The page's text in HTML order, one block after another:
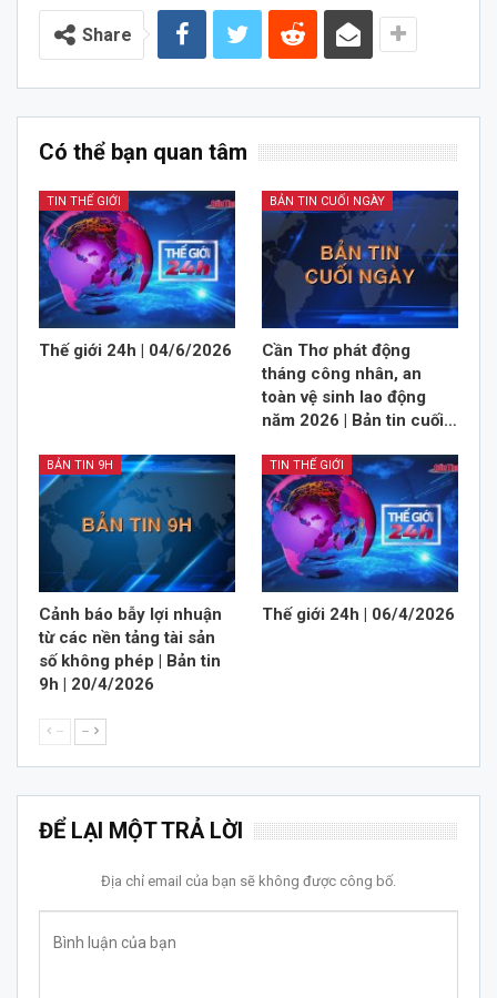
Share
Có thể bạn quan tâm
TIN THẾ GIỚI
Thế giới 24h | 04/6/2026
BẢN TIN CUỐI NGÀY
Cần Thơ phát động
tháng công nhân, an
toàn vệ sinh lao động
năm 2026 | Bản tin cuối…
BẢN TIN 9H
Cảnh báo bẫy lợi nhuận
từ các nền tảng tài sản
số không phép | Bản tin
9h | 20/4/2026
TIN THẾ GIỚI
Thế giới 24h | 06/4/2026
-- --
ĐỂ LẠI MỘT TRẢ LỜI
Địa chỉ email của bạn sẽ không được công bố.